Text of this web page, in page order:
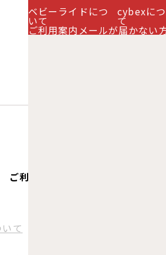
ベビーライドにつ
いて
cybexに
て
ご利用案内 メールが届かない
ご利用案内
て